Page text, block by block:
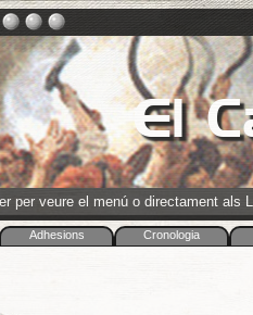
El
per veure el menú o directament als
Adhesions Cronologia